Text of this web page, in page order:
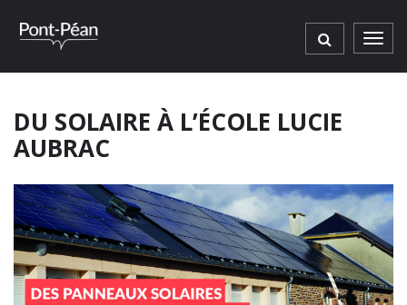
DU SOLAIRE À L’ÉCOLE LUCIE
AUBRAC